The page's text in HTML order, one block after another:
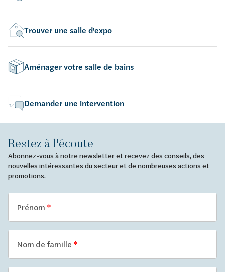
Trouver une salle d'expo
Aménager votre salle de bains
Demander une intervention
Restez à l'écoute
Abonnez-vous à notre newsletter et recevez des conseils, des
nouvelles intéressantes du secteur et de nombreuses actions et
promotions.
Prénom
Nom de famille